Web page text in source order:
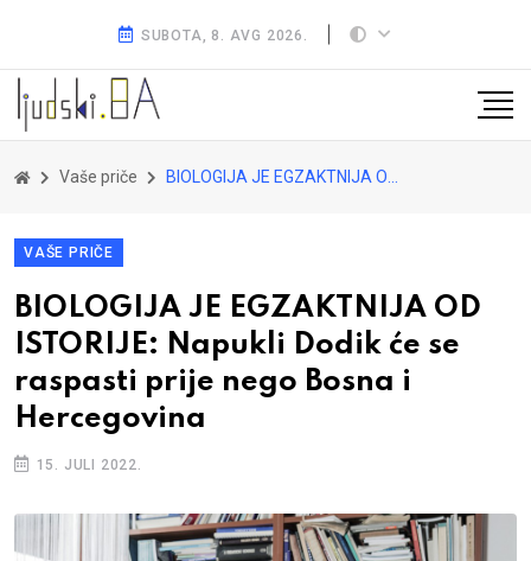
SUBOTA, 8. AVG 2026.
Vaše priče BIOLOGIJA JE EGZAKTNIJA OD ISTORIJE: Napukli Dodik će se raspasti prije nego Bosna i Hercegovina
VAŠE PRIČE
BIOLOGIJA JE EGZAKTNIJA OD
ISTORIJE: Napukli Dodik će se
raspasti prije nego Bosna i
Hercegovina
15. JULI 2022.